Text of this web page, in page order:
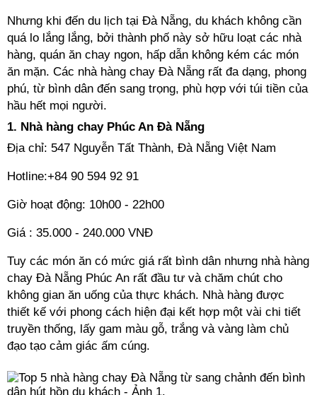
Nhưng khi đến du lịch tại Đà Nẵng, du khách không cần
quá lo lắng lắng, bởi thành phố này sở hữu loạt các nhà
hàng, quán ăn chay ngon, hấp dẫn không kém các món
ăn mặn. Các nhà hàng chay Đà Nẵng rất đa dạng, phong
phú, từ bình dân đến sang trọng, phù hợp với túi tiền của
hầu hết mọi người.
1. Nhà hàng chay Phúc An Đà Nẵng
Địa chỉ: 547 Nguyễn Tất Thành, Đà Nẵng Việt Nam
Hotline:+84 90 594 92 91
Giờ hoạt động: 10h00 - 22h00
Giá : 35.000 - 240.000 VNĐ
Tuy các món ăn có mức giá rất bình dân nhưng nhà hàng
chay Đà Nẵng Phúc An rất đầu tư và chăm chút cho
không gian ăn uống của thực khách. Nhà hàng được
thiết kế với phong cách hiện đại kết hợp một vài chi tiết
truyền thống, lấy gam màu gỗ, trắng và vàng làm chủ
đạo tạo cảm giác ấm cúng.